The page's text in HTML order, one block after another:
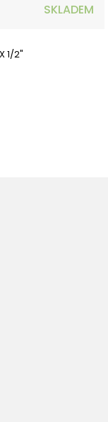
SKLADEM
1/2"